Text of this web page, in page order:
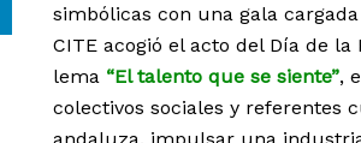
simbólicas con una gala
CITE acogió el acto del Día de
lema “El talento que se siente”,
colectivos sociales y referentes